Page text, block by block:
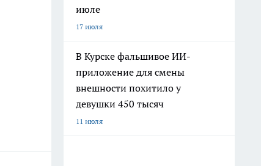
июле
17 июля
В Курске фальшивое ИИ-
приложение для смены
внешности похитило у
девушки 450 тысяч
11 июля